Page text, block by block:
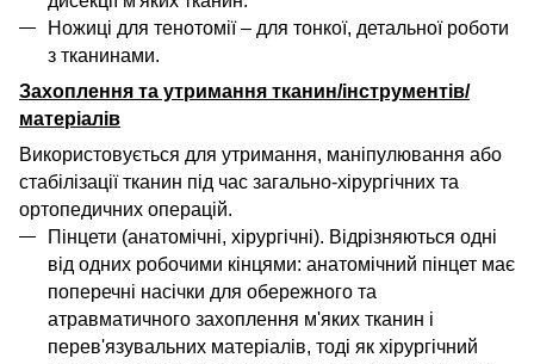
Ножиці для тенотомії– для тонкої, детальної роботи
з тканинами.
Захоплення та утримання тканин/інструментів/
матеріалів
Використовується для утримання, маніпулювання або
стабілізації тканин під час загально-хірургічних та
ортопедичних операцій.
Пінцети (анатомічні, хірургічні). Відрізняються одні
від одних робочими кінцями: анатомічний пінцет має
поперечні насічки для обережного та
атравматичного захоплення м'яких тканин і
перев'язувальних матеріалів, тоді як хірургічний